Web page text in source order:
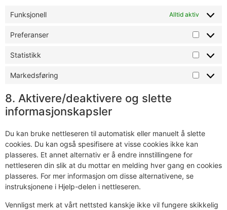
Funksjonell Alltid aktiv
Preferanser
Statistikk
Markedsføring
8. Aktivere/deaktivere og slette
informasjonskapsler
Du kan bruke nettleseren til automatisk eller manuelt å slette
cookies. Du kan også spesifisere at visse cookies ikke kan
plasseres. Et annet alternativ er å endre innstillingene for
nettleseren din slik at du mottar en melding hver gang en cookies
plasseres. For mer informasjon om disse alternativene, se
instruksjonene i Hjelp-delen i nettleseren.
Vennligst merk at vårt nettsted kanskje ikke vil fungere skikkelig